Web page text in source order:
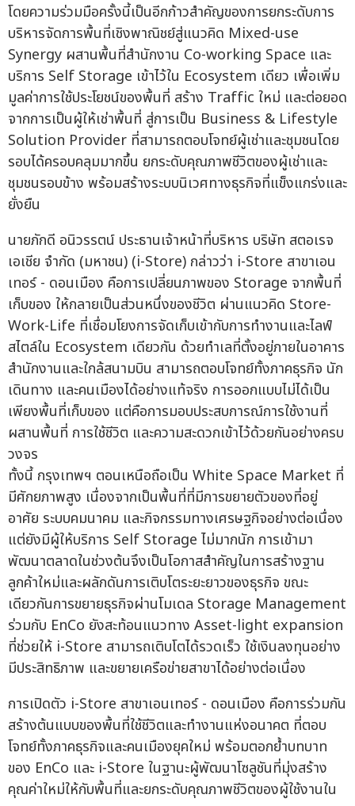
โดยความร่วมมือครั้งนี้เป็นอีกก้าวสำคัญของการยกระดับการ
บริหารจัดการพื้นที่เชิงพาณิชย์สู่แนวคิด Mixed-use
Synergy ผสานพื้นที่สำนักงาน Co-working Space และ
บริการ Self Storage เข้าไว้ใน Ecosystem เดียว เพื่อเพิ่ม
มูลค่าการใช้ประโยชน์ของพื้นที่ สร้าง Traffic ใหม่ และต่อยอด
จากการเป็นผู้ให้เช่าพื้นที่ สู่การเป็น Business & Lifestyle
Solution Provider ที่สามารถตอบโจทย์ผู้เช่าและชุมชนโดย
รอบได้ครอบคลุมมากขึ้น ยกระดับคุณภาพชีวิตของผู้เช่าและ
ชุมชนรอบข้าง พร้อมสร้างระบบนิเวศทางธุรกิจที่แข็งแกร่งและ
ยั่งยืน
นายภักดี อนิวรรตน์ ประธานเจ้าหน้าที่บริหาร บริษัท สตอเรจ
เอเชีย จำกัด (มหาชน) (i-Store) กล่าวว่า i-Store สาขาเอน
เทอร์ - ดอนเมือง คือการเปลี่ยนภาพของ Storage จากพื้นที่
เก็บของ ให้กลายเป็นส่วนหนึ่งของชีวิต ผ่านแนวคิด Store-
Work-Life ที่เชื่อมโยงการจัดเก็บเข้ากับการทำงานและไลฟ์
สไตล์ใน Ecosystem เดียวกัน ด้วยทำเลที่ตั้งอยู่ภายในอาคาร
สำนักงานและใกล้สนามบิน สามารถตอบโจทย์ทั้งภาคธุรกิจ นัก
เดินทาง และคนเมืองได้อย่างแท้จริง การออกแบบไม่ได้เป็น
เพียงพื้นที่เก็บของ แต่คือการมอบประสบการณ์การใช้งานที่
ผสานพื้นที่ การใช้ชีวิต และความสะดวกเข้าไว้ด้วยกันอย่างครบ
วงจร
ทั้งนี้ กรุงเทพฯ ตอนเหนือถือเป็น White Space Market ที่
มีศักยภาพสูง เนื่องจากเป็นพื้นที่ที่มีการขยายตัวของที่อยู่
อาศัย ระบบคมนาคม และกิจกรรมทางเศรษฐกิจอย่างต่อเนื่อง
แต่ยังมีผู้ให้บริการ Self Storage ไม่มากนัก การเข้ามา
พัฒนาตลาดในช่วงต้นจึงเป็นโอกาสสำคัญในการสร้างฐาน
ลูกค้าใหม่และผลักดันการเติบโตระยะยาวของธุรกิจ ขณะ
เดียวกันการขยายธุรกิจผ่านโมเดล Storage Management
ร่วมกับ EnCo ยังสะท้อนแนวทาง Asset-light expansion
ที่ช่วยให้ i-Store สามารถเติบโตได้รวดเร็ว ใช้เงินลงทุนอย่าง
มีประสิทธิภาพ และขยายเครือข่ายสาขาได้อย่างต่อเนื่อง
การเปิดตัว i-Store สาขาเอนเทอร์ - ดอนเมือง คือการร่วมกัน
สร้างต้นแบบของพื้นที่ใช้ชีวิตและทำงานแห่งอนาคต ที่ตอบ
โจทย์ทั้งภาคธุรกิจและคนเมืองยุคใหม่ พร้อมตอกย้ำบทบาท
ของ EnCo และ i-Store ในฐานะผู้พัฒนาโซลูชันที่มุ่งสร้าง
คุณค่าใหม่ให้กับพื้นที่และยกระดับคุณภาพชีวิตของผู้ใช้งานใน